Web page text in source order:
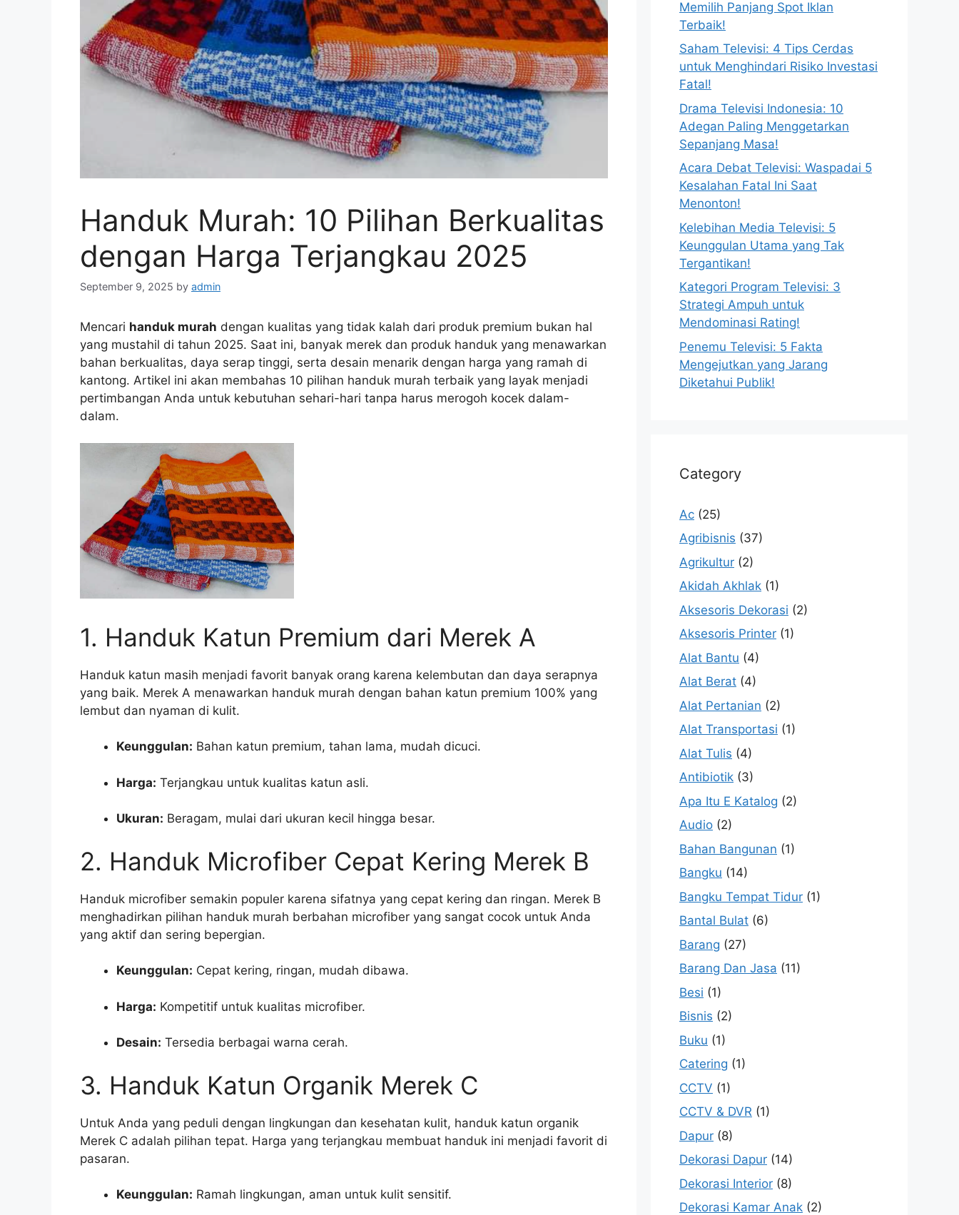
Handuk Murah: 10 Pilihan Berkualitas
dengan Harga Terjangkau 2025
September 9, 2025 by admin
Mencari handuk murah dengan kualitas yang tidak kalah dari produk premium bukan hal
yang mustahil di tahun 2025. Saat ini, banyak merek dan produk handuk yang menawarkan
bahan berkualitas, daya serap tinggi, serta desain menarik dengan harga yang ramah di
kantong. Artikel ini akan membahas 10 pilihan handuk murah terbaik yang layak menjadi
pertimbangan Anda untuk kebutuhan sehari-hari tanpa harus merogoh kocek dalam-
dalam.
1. Handuk Katun Premium dari Merek A
Handuk katun masih menjadi favorit banyak orang karena kelembutan dan daya serapnya
yang baik. Merek A menawarkan handuk murah dengan bahan katun premium 100% yang
lembut dan nyaman di kulit.
Keunggulan: Bahan katun premium, tahan lama, mudah dicuci.
Harga: Terjangkau untuk kualitas katun asli.
Ukuran: Beragam, mulai dari ukuran kecil hingga besar.
2. Handuk Microfiber Cepat Kering Merek B
Handuk microfiber semakin populer karena sifatnya yang cepat kering dan ringan. Merek B
menghadirkan pilihan handuk murah berbahan microfiber yang sangat cocok untuk Anda
yang aktif dan sering bepergian.
Keunggulan: Cepat kering, ringan, mudah dibawa.
Harga: Kompetitif untuk kualitas microfiber.
Desain: Tersedia berbagai warna cerah.
3. Handuk Katun Organik Merek C
Untuk Anda yang peduli dengan lingkungan dan kesehatan kulit, handuk katun organik
Merek C adalah pilihan tepat. Harga yang terjangkau membuat handuk ini menjadi favorit di
pasaran.
Keunggulan: Ramah lingkungan, aman untuk kulit sensitif.
Memilih Panjang Spot Iklan
Terbaik!
Saham Televisi: 4 Tips Cerdas
untuk Menghindari Risiko Investasi
Fatal!
Drama Televisi Indonesia: 10
Adegan Paling Menggetarkan
Sepanjang Masa!
Acara Debat Televisi: Waspadai 5
Kesalahan Fatal Ini Saat
Menonton!
Kelebihan Media Televisi: 5
Keunggulan Utama yang Tak
Tergantikan!
Kategori Program Televisi: 3
Strategi Ampuh untuk
Mendominasi Rating!
Penemu Televisi: 5 Fakta
Mengejutkan yang Jarang
Diketahui Publik!
Category
Ac (25)
Agribisnis (37)
Agrikultur (2)
Akidah Akhlak (1)
Aksesoris Dekorasi (2)
Aksesoris Printer (1)
Alat Bantu (4)
Alat Berat (4)
Alat Pertanian (2)
Alat Transportasi (1)
Alat Tulis (4)
Antibiotik (3)
Apa Itu E Katalog (2)
Audio (2)
Bahan Bangunan (1)
Bangku (14)
Bangku Tempat Tidur (1)
Bantal Bulat (6)
Barang (27)
Barang Dan Jasa (11)
Besi (1)
Bisnis (2)
Buku (1)
Catering (1)
CCTV (1)
CCTV & DVR (1)
Dapur (8)
Dekorasi Dapur (14)
Dekorasi Interior (8)
Dekorasi Kamar Anak (2)